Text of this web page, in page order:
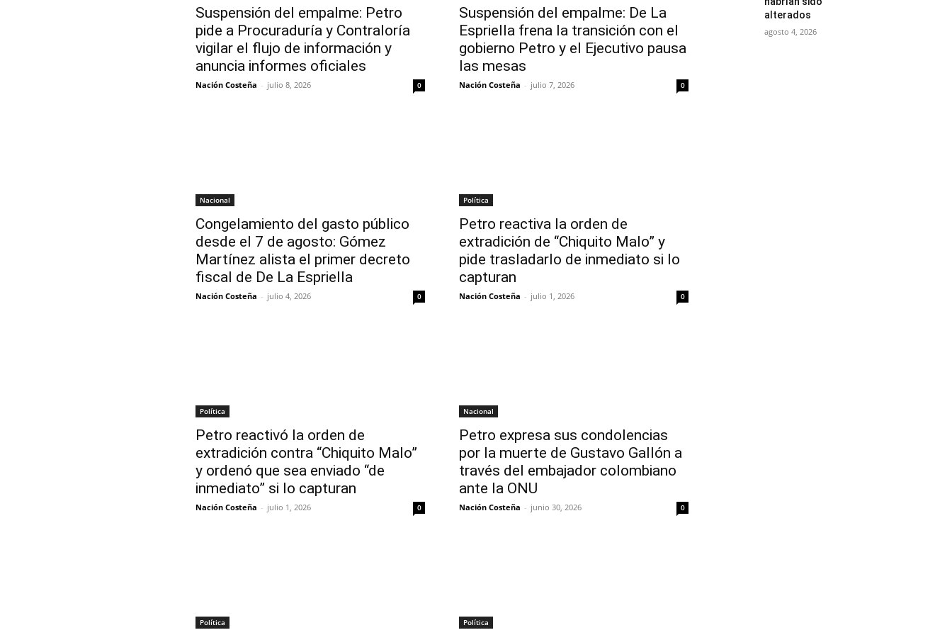
Suspensión del empalme: Petro
pide a Procuraduría y Contraloría
vigilar el flujo de información y
anuncia informes oficiales
Nación Costeña - julio 8, 2026 0
Suspensión del empalme: De La
Espriella frena la transición con el
gobierno Petro y el Ejecutivo pausa
las mesas
Nación Costeña - julio 7, 2026 0
Nacional
Congelamiento del gasto público
desde el 7 de agosto: Gómez
Martínez alista el primer decreto
fiscal de De La Espriella
Nación Costeña - julio 4, 2026 0
Política
Petro reactiva la orden de
extradición de “Chiquito Malo” y
pide trasladarlo de inmediato si lo
capturan
Nación Costeña - julio 1, 2026 0
Política
Petro reactivó la orden de
extradición contra “Chiquito Malo”
y ordenó que sea enviado “de
inmediato” si lo capturan
Nación Costeña - julio 1, 2026 0
Nacional
Petro expresa sus condolencias
por la muerte de Gustavo Gallón a
través del embajador colombiano
ante la ONU
Nación Costeña - junio 30, 2026 0
Política Política
alterados
agosto 4, 2026